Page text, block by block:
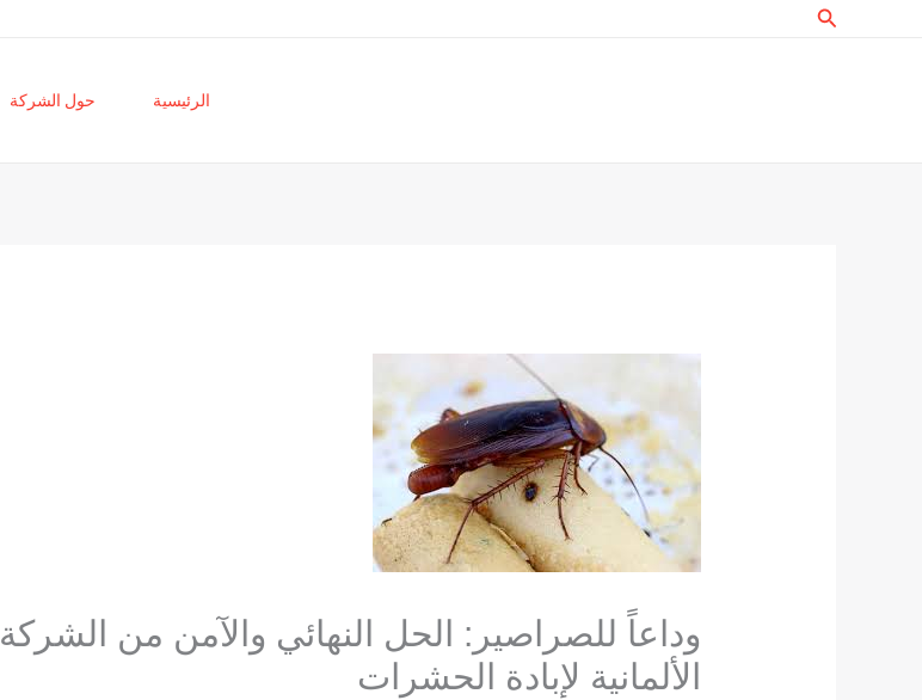
البحث
الرئيسية حول الشركة
وداعاً للصراصير: الحل النهائي والآمن من الشركة
الألمانية لإبادة الحشرات